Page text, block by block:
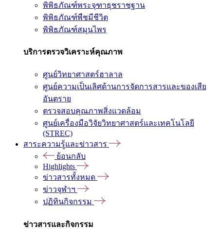
พิพิธภัณฑ์พระจุฑาธุชราชฐาน
พิพิธภัณฑ์พืชมีชีวิต
พิพิธภัณฑ์สมุนไพร
บริการตรวจวิเคราะห์คุณภาพ
ศูนย์วิทยาศาสตร์ฮาลาล
ศูนย์ความเป็นเลิศด้านการจัดการสารและของเสีย
อันตราย
ตรวจสอบคุณภาพสิ่งแวดล้อม
ศูนย์เครื่องมือวิจัยวิทยาศาสตร์และเทคโนโลยี
(STREC)
สาระความรู้และข่าวสาร
ย้อนกลับ
Highlights
ข่าวสารทั้งหมด
ข่าวจุฬาฯ
ปฏิทินกิจกรรม
ข่าวสารและกิจกรรม